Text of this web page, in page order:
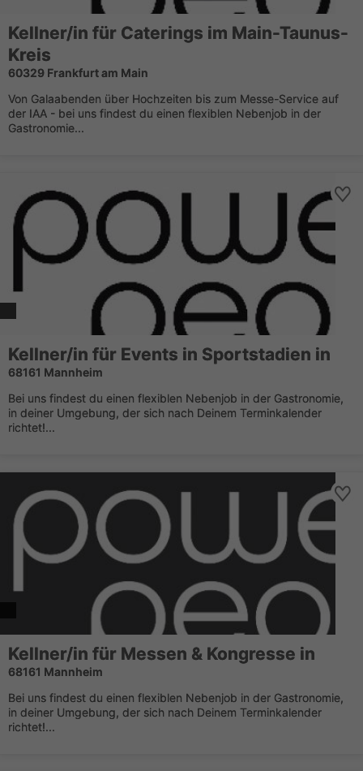
Kellner/in für Caterings im Main-Taunus-
Kreis
60329 Frankfurt am Main
Von Galaabenden über Hochzeiten bis zum Messe-Service auf
der IAA - bei uns findest du einen flexiblen Nebenjob in der
Gastronomie...
Kellner/in für Events in Sportstadien in
68161 Mannheim
Bei uns findest du einen flexiblen Nebenjob in der Gastronomie,
in deiner Umgebung, der sich nach Deinem Terminkalender
richtet!...
Kellner/in für Messen & Kongresse in
68161 Mannheim
Bei uns findest du einen flexiblen Nebenjob in der Gastronomie,
in deiner Umgebung, der sich nach Deinem Terminkalender
richtet!...